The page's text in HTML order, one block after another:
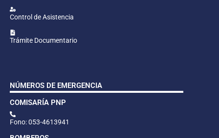
Control de Asistencia
Trámite Documentario
NÚMEROS DE EMERGENCIA
COMISARÍA PNP
Fono: 053-4613941